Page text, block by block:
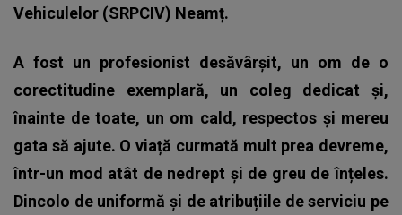
Vehiculelor (SRPCIV) Neamț.
A fost un profesionist desăvârșit, un om de o
corectitudine exemplară, un coleg dedicat și,
înainte de toate, un om cald, respectos și mereu
gata să ajute. O viață curmată mult prea devreme,
într-un mod atât de nedrept și de greu de înțeles.
Dincolo de uniformă și de atribuțiile de serviciu pe